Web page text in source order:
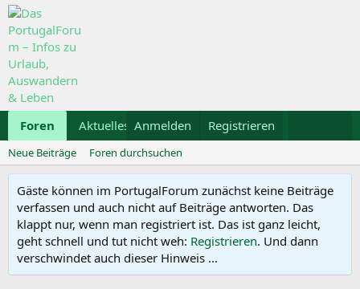
Foren Aktuelles Galerie Kalender
Anmelden Registrieren
Neue Beiträge Foren durchsuchen
Gäste können im PortugalForum zunächst keine Beiträge
verfassen und auch nicht auf Beiträge antworten. Das
klappt nur, wenn man registriert ist. Das ist ganz leicht,
geht schnell und tut nicht weh: Registrieren. Und dann
verschwindet auch dieser Hinweis ...